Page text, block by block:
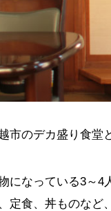
市のデカ盛り食堂
になっている3～4
定食、丼ものなど